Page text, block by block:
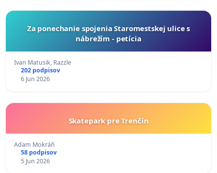
Za ponechanie spojenia Staromestskej ulice s
nábrežím - petícia
Ivan Matusik, Razzle
202 podpisov
6 Jun 2026
Skatepark pre Trenčín
Adam Mokráň
58 podpisov
5 Jun 2026